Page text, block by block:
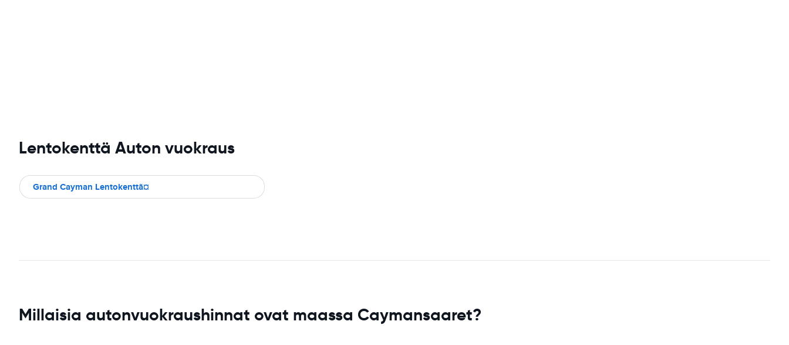
Lentokenttä Auton vuokraus
Grand Cayman Lentokenttã¤
Millaisia autonvuokraushinnat ovat maassa Caymansaaret?